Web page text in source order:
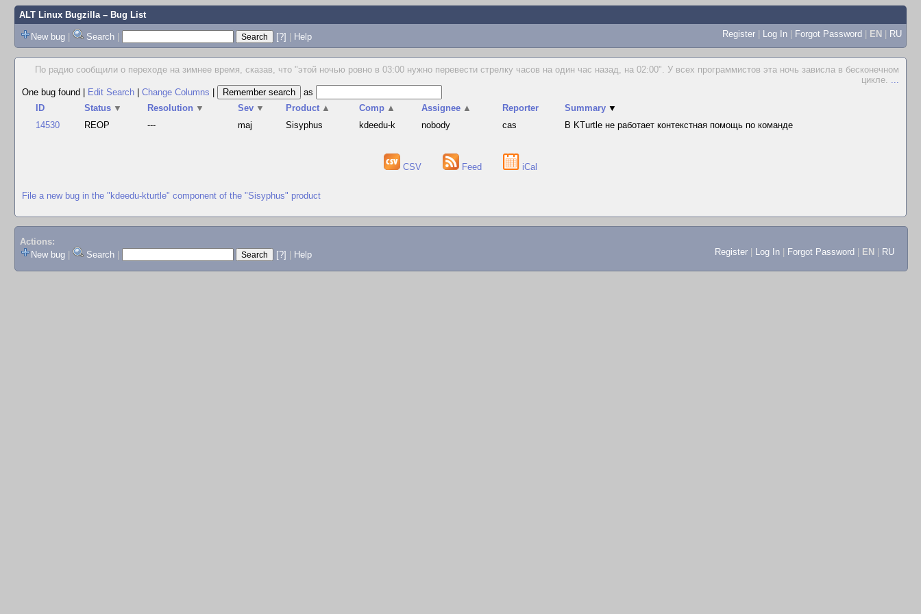
ALT Linux Bugzilla– Bug List
New bug | Search | [?] | Help Register | Log In | Forgot Password | EN | RU
По радио сообщили о переходе на зимнее время, сказав, что "этой ночью ровно в 03:00 нужно перевести стрелку часов на один час назад, на 02:00". У всех программистов эта ночь зависла в бесконечном
цикле. ...
One bug found
Edit Search Change Columns
as
ID
Status ▼ Resolution ▼ Sev ▼ Product ▲ Comp ▲ Assignee ▲ Reporter Summary ▼
14530
REOP --- maj Sisyphus kdeedu-k nobody cas В KTurtle не работает контекстная помощь по команде
CSV Feed iCal
File a new bug in the "kdeedu-kturtle" component of the "Sisyphus" product
Actions:
New bug
Search [?] Help Register Log In Forgot Password EN RU